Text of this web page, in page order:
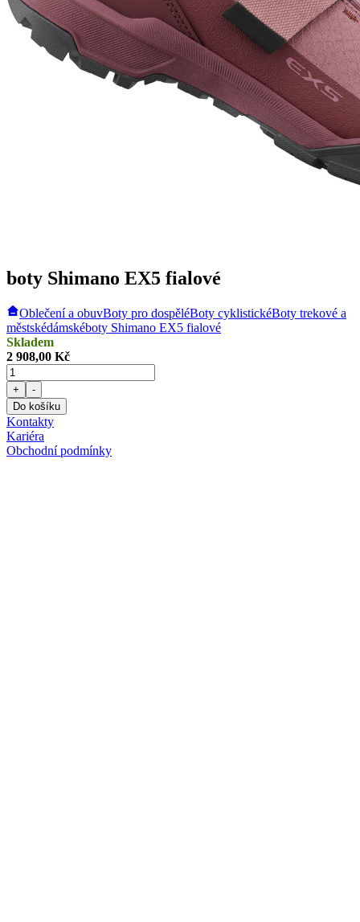
boty Shimano EX5 fialové
Oblečení a obuvBoty pro dospěléBoty cyklistickéBoty trekové a
městskédámskéboty Shimano EX5 fialové
Skladem
2 908,00 Kč
+
-
Do košíku
Kontakty
Kariéra
Obchodní podmínky